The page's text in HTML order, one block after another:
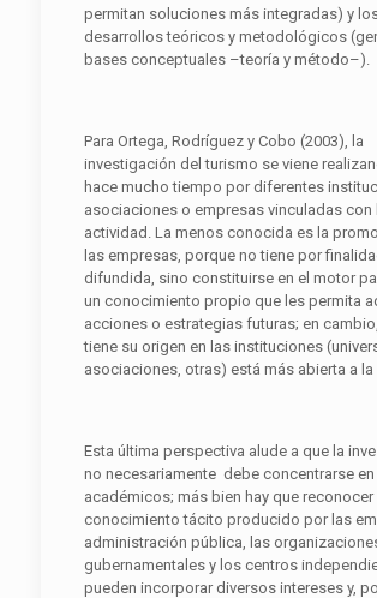
permitan soluciones más integradas) y
desarrollos teóricos y metodológicos
bases conceptuales –teoría y método–).
Para Ortega, Rodríguez y Cobo (2003), la
investigación del turismo se viene
hace mucho tiempo por diferentes
asociaciones o empresas vinculadas con
actividad. La menos conocida es la
las empresas, porque no tiene por
difundida, sino constituirse en el motor
un conocimiento propio que les permita
acciones o estrategias futuras; en
tiene su origen en las instituciones
asociaciones, otras) está más abierta a la
Esta última perspectiva alude a que la
no necesariamente debe concentrarse
académicos; más bien hay que reconocer
conocimiento tácito producido por las
administración pública, las
gubernamentales y los centros
pueden incorporar diversos intereses y,